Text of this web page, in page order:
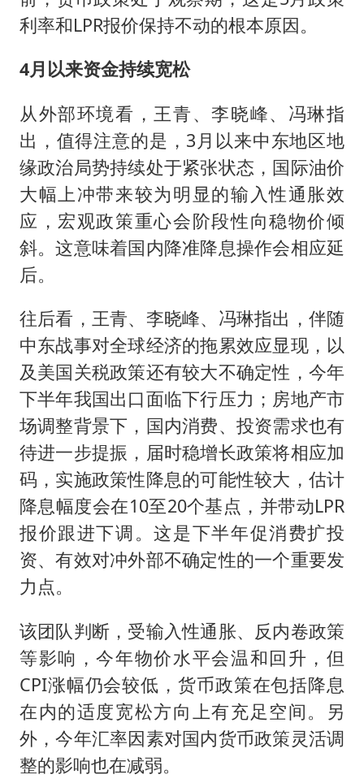
利率和LPR报价保持不动的根本原因。
4月以来资金持续宽松
从外部环境看，王青、李晓峰、冯琳指
出，值得注意的是，3月以来中东地区地
缘政治局势持续处于紧张状态，国际油价
大幅上冲带来较为明显的输入性通胀效
应，宏观政策重心会阶段性向稳物价倾
斜。这意味着国内降准降息操作会相应延
后。
往后看，王青、李晓峰、冯琳指出，伴随
中东战事对全球经济的拖累效应显现，以
及美国关税政策还有较大不确定性，今年
下半年我国出口面临下行压力；房地产市
场调整背景下，国内消费、投资需求也有
待进一步提振，届时稳增长政策将相应加
码，实施政策性降息的可能性较大，估计
降息幅度会在10至20个基点，并带动LPR
报价跟进下调。这是下半年促消费扩投
资、有效对冲外部不确定性的一个重要发
力点。
该团队判断，受输入性通胀、反内卷政策
等影响，今年物价水平会温和回升，但
CPI涨幅仍会较低，货币政策在包括降息
在内的适度宽松方向上有充足空间。另
外，今年汇率因素对国内货币政策灵活调
整的影响也在减弱。